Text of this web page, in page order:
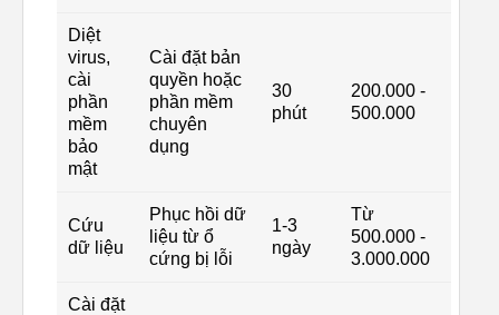
Diệt
virus,
cài
phần
mềm
bảo
mật
Cài đặt bản
quyền hoặc
phần mềm
chuyên
dụng
30
phút
200.000 -
500.000
Cứu
dữ liệu
Phục hồi dữ
liệu từ ổ
cứng bị lỗi
1-3
ngày
Từ
500.000 -
3.000.000
Cài đặt